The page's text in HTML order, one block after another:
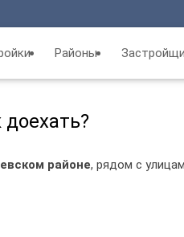
Районы
районе, рядом с